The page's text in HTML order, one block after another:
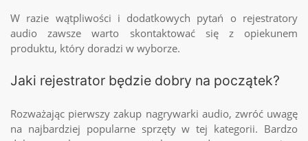
W razie wątpliwości i dodatkowych pytań o rejestratory
audio zawsze warto skontaktować się z opiekunem
produktu, który doradzi w wyborze.
Jaki rejestrator będzie dobry na początek?
Rozważając pierwszy zakup nagrywarki audio, zwróć uwagę
na najbardziej popularne sprzęty w tej kategorii. Bardzo